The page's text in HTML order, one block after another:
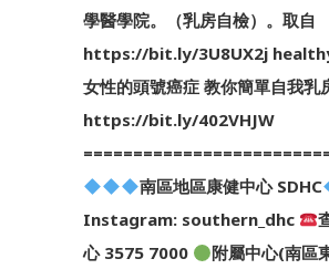
學醫學院。（乳房自檢）。取自
https://bit.ly/3U8UX2j
女性的頭號癌症 教你簡單自我乳
https://bit.ly/402VHJW
南區地區康健中心 SDHC
Instagram: southern_dhc
心 3575 7000
附屬中心(南區